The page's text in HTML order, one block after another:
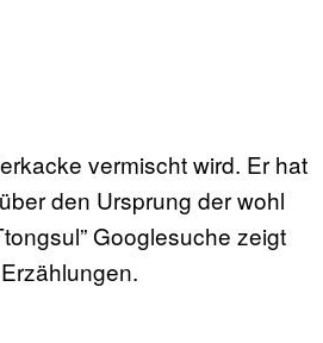
vermischt wird. Er hat
den Ursprung der wohl
Googlesuche zeigt